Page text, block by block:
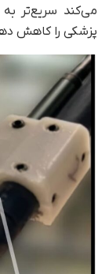
می‌کند سریع‌تر
پزشکی را کاهش